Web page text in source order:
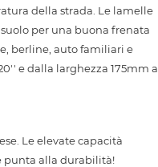
della strada. Le lamelle
per una buona frenata
berline, auto familiari e
e dalla larghezza 175mm a
Le elevate capacità
punta alla durabilità!